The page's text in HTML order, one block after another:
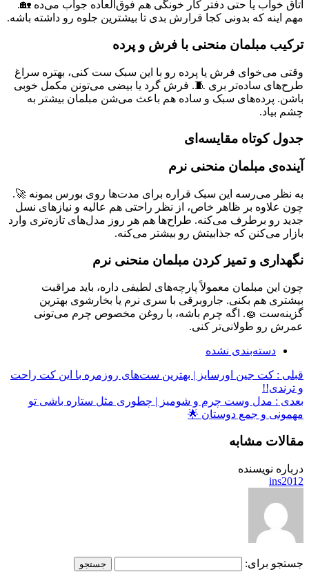
اتاق خواب یا حتی دفتر کار خونگی هم فوق‌العاده جواب می‌ده 🏡.
مهم اینه که بدونی کجا قرارش بدی تا بیشترین جلوه رو داشته باشه.
ترکیب مبلمان منحنی با فرش و پرده
وقتی می‌خوای فرش یا پرده رو با این سبک ست کنی، بهتره سراغ
طرح‌های ساده‌تر بری 🧵. فرش‌ گرد یا بیضی می‌تونن مکمل خوبی
باشن. پرده‌های سبک و ساده هم باعث می‌شن مبلمان بیشتر به
چشم بیاد.
جدول کوتاه مقایسه‌ای
آینده‌ی مبلمان منحنی نرم
به نظر می‌رسه این سبک قراره برای مدت‌ها روی بورس بمونه 🚀.
چون علاوه بر ظاهر خاص، از نظر راحتی هم عالیه و نیازهای نسل
جدید رو برطرف می‌کنه. طراح‌ها هم هر روز مدل‌های تازه‌تری وارد
بازار می‌کنن که جذابیتش رو بیشتر می‌کنه.
نگهداری و تمیز کردن مبلمان منحنی نرم
چون این مبلمان معمولاً پارچه‌های لطیفی داره، باید مراقبت
بیشتری هم بکنی. جاروبرقی با سری نرم یا بخارشوی بهترین
گزینه‌ست 🧽. اگه چرم باشه، با روغن مخصوص چرم می‌تونی
عمرش رو طولانی‌تر کنی.
دسته‌بندی نشده
قبلی : کت جین اورسایز | بهترین ست‌های روزمره با این کت راحت
و ترندی!!
بعدی : مدل وست چرم و شومیز | چطوری مثل ستاره باشی تو
مهمونی و جمع دوستان 🌟
مقالات مشابه
درباره نویسنده
ins2012
جستجو برای: